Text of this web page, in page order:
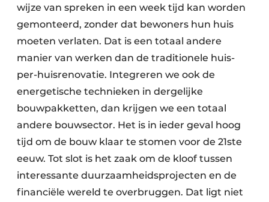
wijze van spreken in een week tijd kan worden
gemonteerd, zonder dat bewoners hun huis
moeten verlaten. Dat is een totaal andere
manier van werken dan de traditionele huis-
per-huisrenovatie. Integreren we ook de
energetische technieken in dergelijke
bouwpakketten, dan krijgen we een totaal
andere bouwsector. Het is in ieder geval hoog
tijd om de bouw klaar te stomen voor de 21ste
eeuw. Tot slot is het zaak om de kloof tussen
interessante duurzaamheidsprojecten en de
financiële wereld te overbruggen. Dat ligt niet